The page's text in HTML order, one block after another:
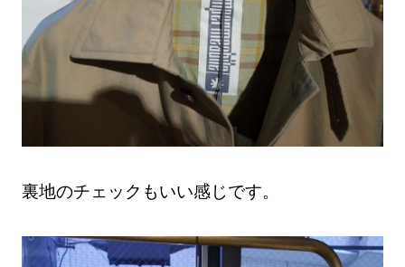
裏地のチェックもいい感じです。